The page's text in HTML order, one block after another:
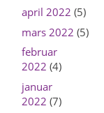
april 2022 (5)
mars 2022 (5)
februar
2022 (4)
januar
2022 (7)